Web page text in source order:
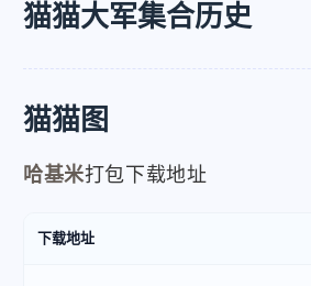
猫猫大军集合历史
猫猫图
哈基米打包下载地址
下载地址